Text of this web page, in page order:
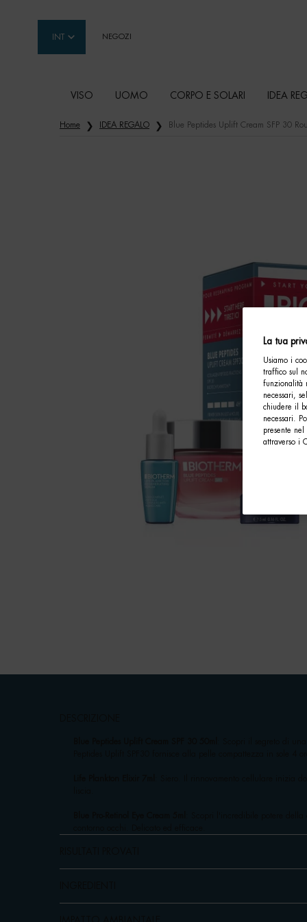
INT NEGOZI
VISO UOMO CORPO E SOLARI IDEA
Contenuto principale
Home IDEA REGALO Blue Peptides Uplift Cream SFP 30
La tua
Usiamo i
traffico sul
funzionalità
necessari,
chiudere il
necessari.
presente
attraverso i